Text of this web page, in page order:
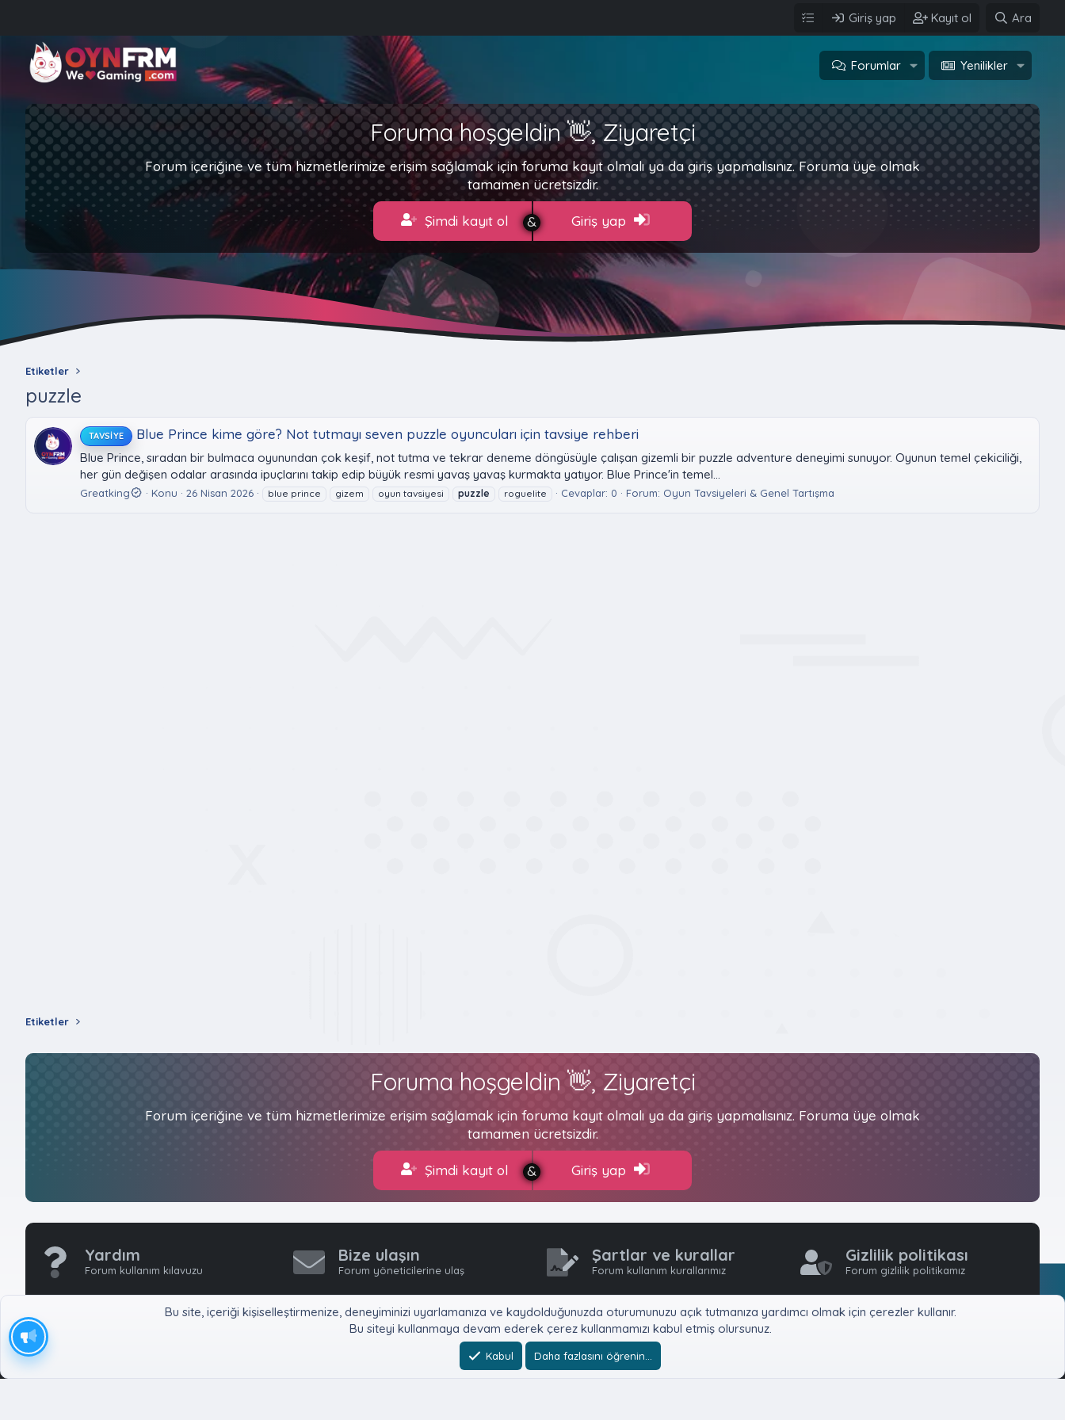
Giriş yap Kayıt ol Ara
Forumlar Yenilikler
Foruma hoşgeldin 👋, Ziyaretçi
Forum içeriğine ve tüm hizmetlerimize erişim sağlamak için foruma kayıt olmalı ya da giriş yapmalısınız. Foruma üye olmak
tamamen ücretsizdir.
Şimdi kayıt ol Giriş yap
Etiketler
puzzle
TAVSIYE Blue Prince kime göre? Not tutmayı seven puzzle oyuncuları için tavsiye rehberi
Blue Prince, sıradan bir bulmaca oyunundan çok keşif, not tutma ve tekrar deneme döngüsüyle çalışan gizemli bir puzzle adventure deneyimi sunuyor. Oyunun temel çekiciliği,
her gün değişen odalar arasında ipuçlarını takip edip büyük resmi yavaş yavaş kurmakta yatıyor. Blue Prince'in temel...
Greatking Konu 26 Nisan 2026 blue prince gizem oyun tavsiyesi puzzle roguelite Cevaplar: 0 Forum: Oyun Tavsiyeleri & Genel Tartışma
Etiketler
Foruma hoşgeldin 👋, Ziyaretçi
Forum içeriğine ve tüm hizmetlerimize erişim sağlamak için foruma kayıt olmalı ya da giriş yapmalısınız. Foruma üye olmak
tamamen ücretsizdir.
Şimdi kayıt ol Giriş yap
Yardım
Forum kullanım kılavuzu
Bize ulaşın
Forum yöneticilerine ulaş
Şartlar ve kurallar
Forum kullanım kurallarımız
Gizlilik politikası
Forum gizlilik politikamız
Bu site, içeriği kişiselleştirmenize, deneyiminizi uyarlamanıza ve kaydolduğunuzda oturumunuzu açık tutmanıza yardımcı olmak için çerezler kullanır.
Bu siteyi kullanmaya devam ederek çerez kullanmamızı kabul etmiş olursunuz.
Kabul Daha fazlasını öğrenin…